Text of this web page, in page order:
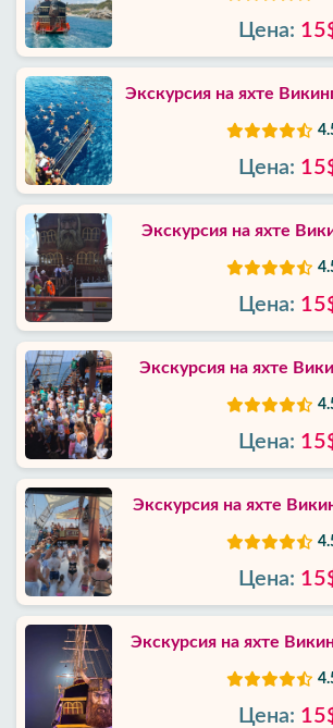
Услуги
Условия
положения
Политика
приватности
Контакты
Цена:
Экскурсия на яхте
Цена:
Экскурсия на яхте
Цена:
Экскурсия на яхте
Цена:
Экскурсия на яхте
Цена:
Экскурсия на яхте
Цена: